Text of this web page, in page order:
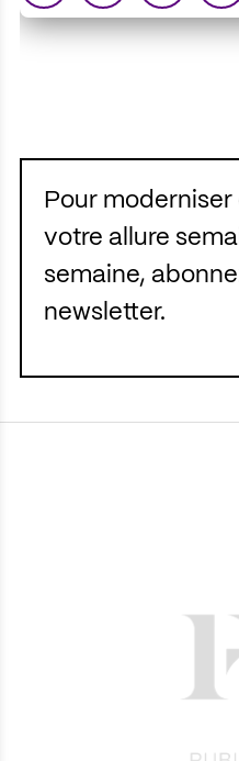
Pour
votre allure
semaine,
newsletter.